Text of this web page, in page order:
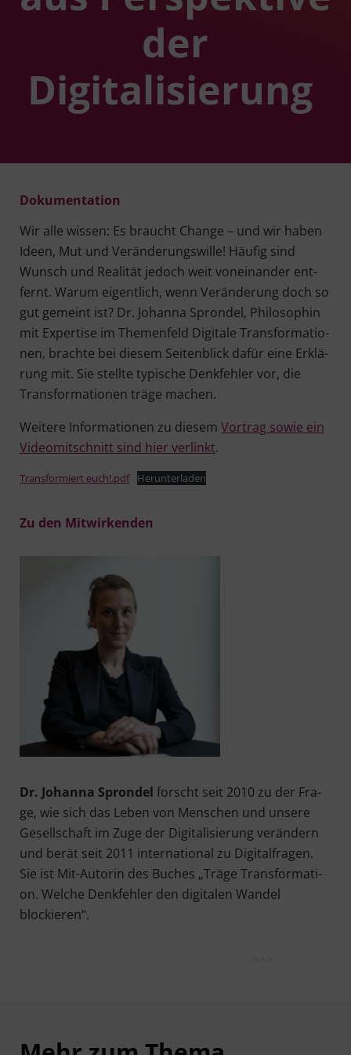
der
Digitalisierung
Doku­men­ta­ti­on
Wir alle wis­sen: Es braucht Chan­ge – und wir haben
Ideen, Mut und Ver­än­de­rungs­wil­le! Häu­fig sind
Wunsch und Rea­li­tät jedoch weit von­ein­an­der ent­
fernt. War­um eigent­lich, wenn Ver­än­de­rung doch so
gut gemeint ist? Dr. Johan­na Spron­del, Phi­lo­so­phin
mit Exper­ti­se im The­men­feld Digi­ta­le Trans­for­ma­tio­
nen, brach­te bei die­sem Sei­ten­blick dafür eine Erklä­
rung mit. Sie stell­te typi­sche Denk­feh­ler vor, die
Trans­for­ma­tio­nen trä­ge machen.
Wei­te­re Infor­ma­tio­nen zu die­sem Vor­trag sowie ein
Video­mit­schnitt sind hier ver­linkt.
Trans­for­miert euch!.pdf Her­un­ter­la­den
Zu den Mitwirkenden
Dr. Johan­na Spron­del forscht seit 2010 zu der Fra­
ge, wie sich das Leben von Men­schen und unse­re
Gesell­schaft im Zuge der Digi­ta­li­sie­rung ver­än­dern
und berät seit 2011 inter­na­tio­nal zu Digi­tal­fra­gen.
Sie ist Mit-Autorin des Buches „Trä­ge Trans­for­ma­ti­
on. Wel­che Denk­feh­ler den digi­ta­len Wan­del
blockieren“.